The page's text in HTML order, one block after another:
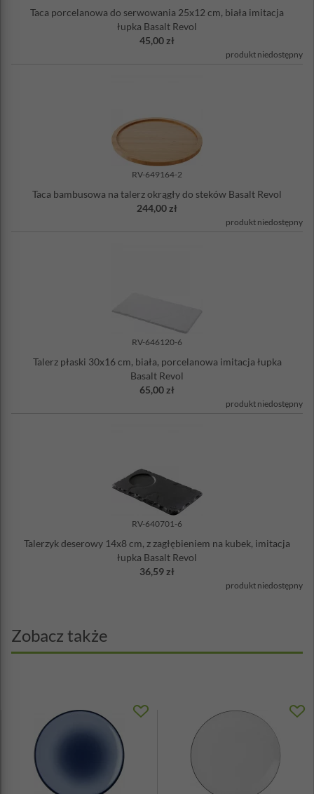
Taca porcelanowa do serwowania 25x12 cm, biała imitacja
łupka Basalt Revol
45,00 zł
produkt niedostępny
RV-649164-2
Taca bambusowa na talerz okrągły do steków Basalt Revol
244,00 zł
produkt niedostępny
RV-646120-6
Talerz płaski 30x16 cm, biała, porcelanowa imitacja łupka
Basalt Revol
65,00 zł
produkt niedostępny
RV-640701-6
Talerzyk deserowy 14x8 cm, z zagłębieniem na kubek, imitacja
łupka Basalt Revol
36,59 zł
produkt niedostępny
Zobacz także